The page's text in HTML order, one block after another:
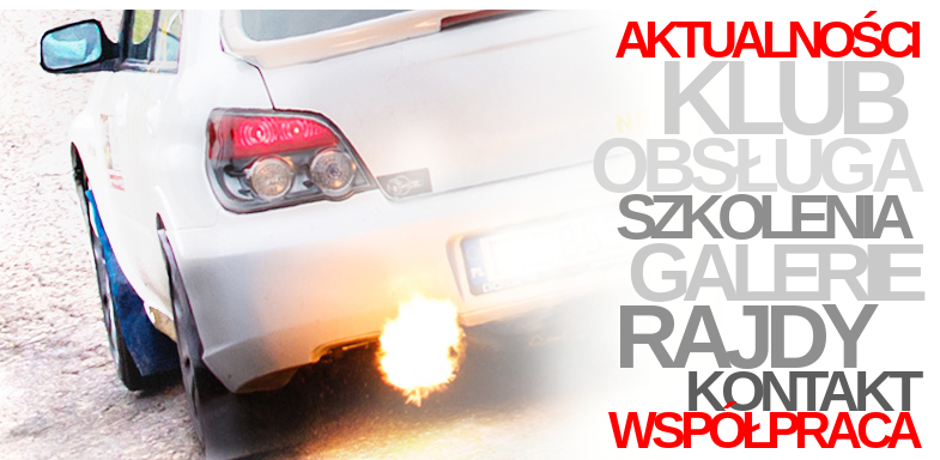
AKTUALNOŚCI
KLUB
OBSŁUGA
SZKOLENIA
GALERIE
RAJDY
KONTAKT
WSPÓŁPRACA